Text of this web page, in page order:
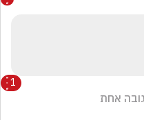
1
אחת